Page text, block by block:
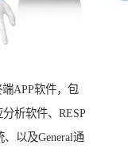
APP软件，包
析软件、RESP
以及General通